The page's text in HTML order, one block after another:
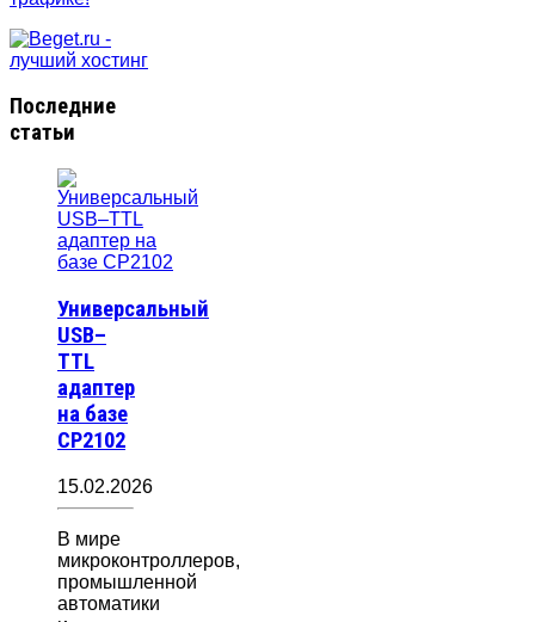
Последние
статьи
Универсальный
USB–
TTL
адаптер
на базе
CP2102
15.02.2026
В мире
микроконтроллеров,
промышленной
автоматики